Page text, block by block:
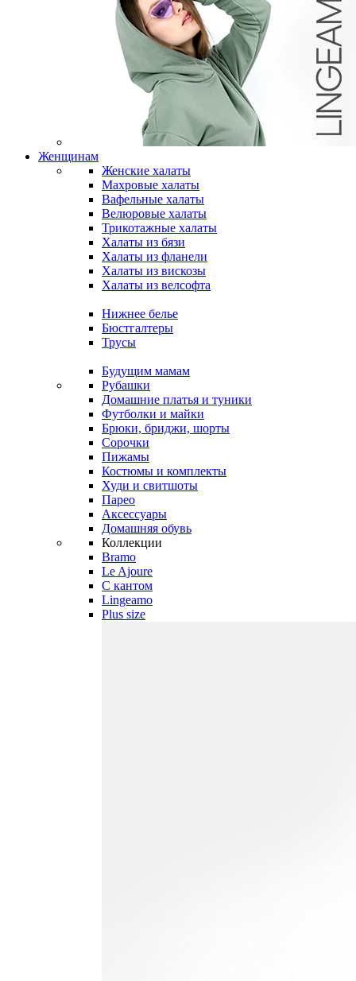
Женщинам
Женские халаты
Махровые халаты
Вафельные халаты
Велюровые халаты
Трикотажные халаты
Халаты из бязи
Халаты из фланели
Халаты из вискозы
Халаты из велсофта
Нижнее белье
Бюстгалтеры
Трусы
Будущим мамам
Рубашки
Домашние платья и туники
Футболки и майки
Брюки, бриджи, шорты
Сорочки
Пижамы
Костюмы и комплекты
Худи и свитшоты
Парео
Аксессуары
Домашняя обувь
Коллекции
Bramo
Le Ajoure
С кантом
Lingeamo
Plus size